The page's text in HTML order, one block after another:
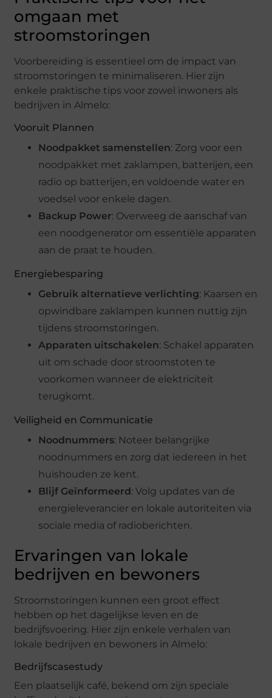
omgaan met
stroomstoringen
Voorbereiding is essentieel om de impact van
stroomstoringen te minimaliseren. Hier zijn
enkele praktische tips voor zowel inwoners als
bedrijven in Almelo:
Vooruit Plannen
Noodpakket samenstellen: Zorg voor een
noodpakket met zaklampen, batterijen, een
radio op batterijen, en voldoende water en
voedsel voor enkele dagen.
Backup Power: Overweeg de aanschaf van
een noodgenerator om essentiële apparaten
aan de praat te houden.
Energiebesparing
Gebruik alternatieve verlichting: Kaarsen en
opwindbare zaklampen kunnen nuttig zijn
tijdens stroomstoringen.
Apparaten uitschakelen: Schakel apparaten
uit om schade door stroomstoten te
voorkomen wanneer de elektriciteit
terugkomt.
Veiligheid en Communicatie
Noodnummers: Noteer belangrijke
noodnummers en zorg dat iedereen in het
huishouden ze kent.
Blijf Geïnformeerd : Volg updates van de
energieleverancier en lokale autoriteiten via
sociale media of radioberichten.
Ervaringen van lokale
bedrijven en bewoners
Stroomstoringen kunnen een groot effect
hebben op het dagelijkse leven en de
bedrijfsvoering. Hier zijn enkele verhalen van
lokale bedrijven en bewoners in Almelo:
Bedrijfscasestudy
Een plaatselijk café, bekend om zijn speciale